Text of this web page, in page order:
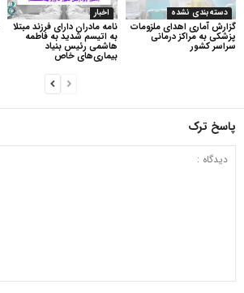
اخبار
نامه مادران دارای فرزند مبتلا
به اتیسم شدید به فاطمه
هاشمی رئیس بنیاد
بیماری‌های خاص
دسته‌بندی نشده
گزارش آماری اهدای ملزومات
پزشکی به مراکز درمانی
سراسر کشور
پاسخ ترک